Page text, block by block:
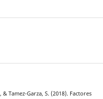
Tamez-Garza, S. (2018). Factores